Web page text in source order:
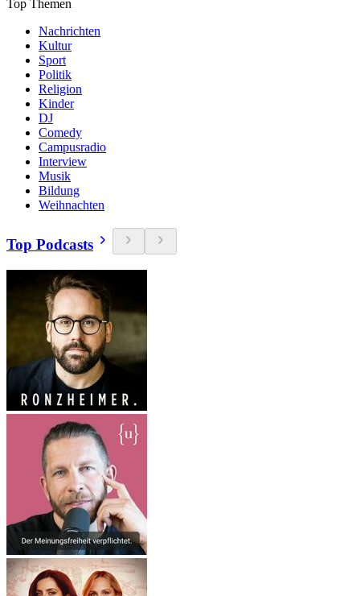
Top Themen
Nachrichten
Kultur
Sport
Politik
Religion
Kinder
DJ
Comedy
Campusradio
Interview
Musik
Bildung
Weihnachten
Top Podcasts